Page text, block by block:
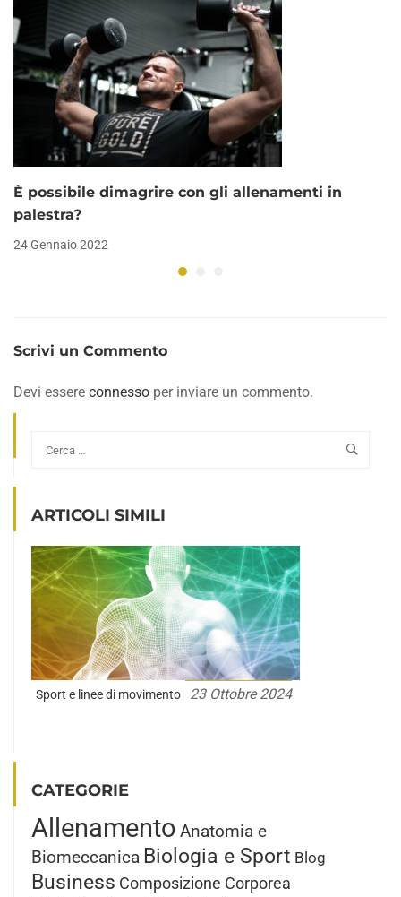
È possibile dimagrire con gli allenamenti in
palestra?
24 Gennaio 2022
Scrivi un Commento
Devi essere connesso per inviare un commento.
ARTICOLI SIMILI
Sport e linee di movimento 23 Ottobre 2024
CATEGORIE
Allenamento Anatomia e
Biomeccanica Biologia e Sport Blog
Business Composizione Corporea